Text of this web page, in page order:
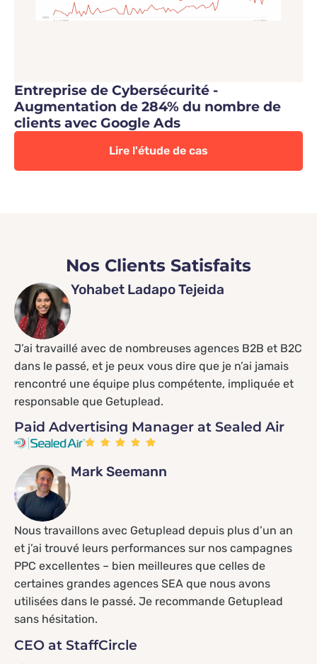
Entreprise de Cybersécurité -
Augmentation de 284% du nombre de
clients avec Google Ads
Lire l'étude de cas
Nos Clients Satisfaits
Yohabet Ladapo Tejeida
J’ai travaillé avec de nombreuses agences B2B et B2C
dans le passé, et je peux vous dire que je n’ai jamais
rencontré une équipe plus compétente, impliquée et
responsable que Getuplead.
Paid Advertising Manager at Sealed Air
Mark Seemann
Nous travaillons avec Getuplead depuis plus d’un an
et j’ai trouvé leurs performances sur nos campagnes
PPC excellentes – bien meilleures que celles de
certaines grandes agences SEA que nous avons
utilisées dans le passé. Je recommande Getuplead
sans hésitation.
CEO at StaffCircle